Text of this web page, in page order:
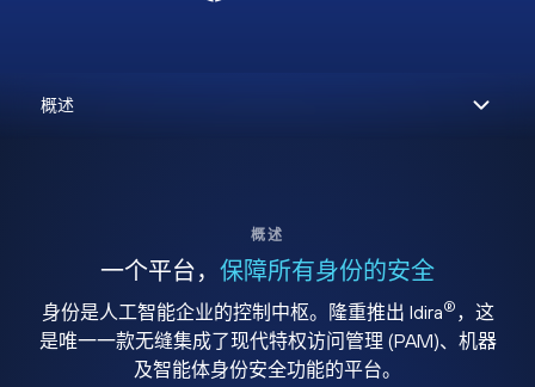
概述
一个平台， 保障所有身份的安全
身份是人工智能企业的控制中枢。隆重推出 Idira® ，这
是唯一一款无缝集成了现代特权访问管理 (PAM)、机器
及智能体身份安全功能的平台。